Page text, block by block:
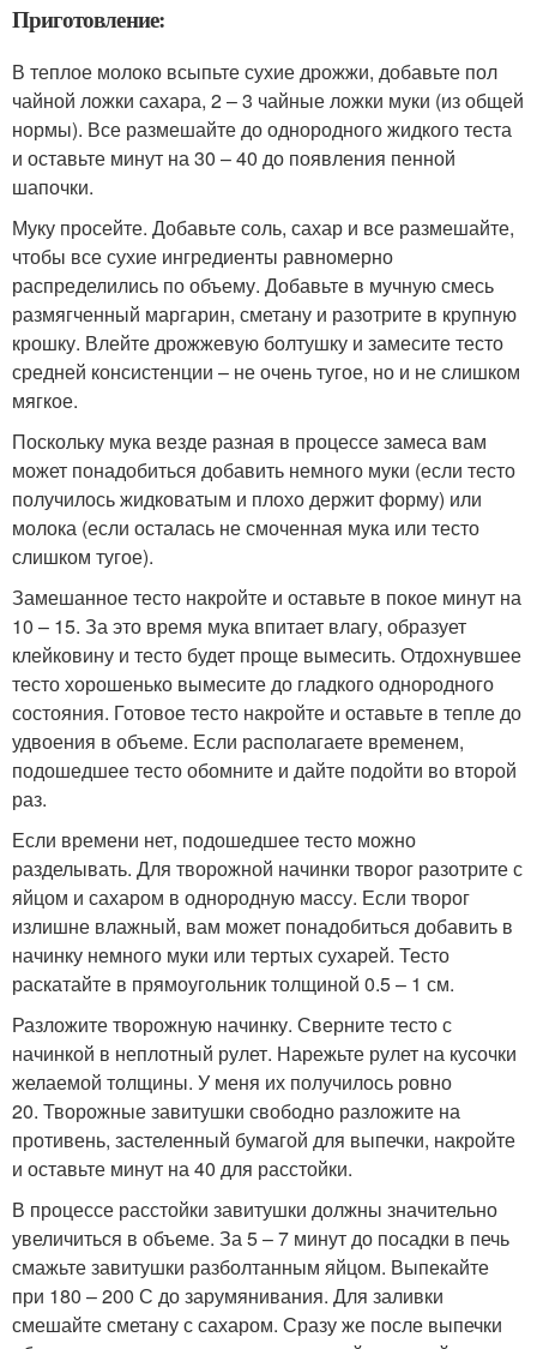
Приготовление:
В теплое молоко всыпьте сухие дрожжи, добавьте пол
чайной ложки сахара, 2 – 3 чайные ложки муки (из общей
нормы). Все размешайте до однородного жидкого теста
и оставьте минут на 30 – 40 до появления пенной
шапочки.
Муку просейте. Добавьте соль, сахар и все размешайте,
чтобы все сухие ингредиенты равномерно
распределились по объему. Добавьте в мучную смесь
размягченный маргарин, сметану и разотрите в крупную
крошку. Влейте дрожжевую болтушку и замесите тесто
средней консистенции – не очень тугое, но и не слишком
мягкое.
Поскольку мука везде разная в процессе замеса вам
может понадобиться добавить немного муки (если тесто
получилось жидковатым и плохо держит форму) или
молока (если осталась не смоченная мука или тесто
слишком тугое).
Замешанное тесто накройте и оставьте в покое минут на
10 – 15. За это время мука впитает влагу, образует
клейковину и тесто будет проще вымесить. Отдохнувшее
тесто хорошенько вымесите до гладкого однородного
состояния. Готовое тесто накройте и оставьте в тепле до
удвоения в объеме. Если располагаете временем,
подошедшее тесто обомните и дайте подойти во второй
раз.
Если времени нет, подошедшее тесто можно
разделывать. Для творожной начинки творог разотрите с
яйцом и сахаром в однородную массу. Если творог
излишне влажный, вам может понадобиться добавить в
начинку немного муки или тертых сухарей. Тесто
раскатайте в прямоугольник толщиной 0.5 – 1 см.
Разложите творожную начинку. Сверните тесто с
начинкой в неплотный рулет. Нарежьте рулет на кусочки
желаемой толщины. У меня их получилось ровно
20. Творожные завитушки свободно разложите на
противень, застеленный бумагой для выпечки, накройте
и оставьте минут на 40 для расстойки.
В процессе расстойки завитушки должны значительно
увеличиться в объеме. За 5 – 7 минут до посадки в печь
смажьте завитушки разболтанным яйцом. Выпекайте
при 180 – 200 С до зарумянивания. Для заливки
смешайте сметану с сахаром. Сразу же после выпечки